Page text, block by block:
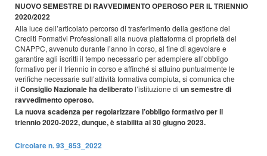
NUOVO SEMESTRE DI RAVVEDIMENTO OPEROSO PER IL TRIENNIO
2020/2022
Alla luce dell’articolato percorso di trasferimento della gestione dei
Crediti Formativi Professionali alla nuova piattaforma di proprietà del
CNAPPC, avvenuto durante l’anno in corso, al fine di agevolare e
garantire agli iscritti il tempo necessario per adempiere all’obbligo
formativo per il triennio in corso e affinché si attuino puntualmente le
verifiche necessarie sull’attività formativa compiuta, si comunica che
il Consiglio Nazionale ha deliberatol’istituzione di un semestre di
ravvedimento operoso.
La nuova scadenza per regolarizzare l’obbligo formativo per il
triennio 2020-2022, dunque, è stabilita al 30 giugno 2023.
Circolare n. 93_853_2022